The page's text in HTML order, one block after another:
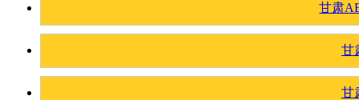
甘肃
甘
甘